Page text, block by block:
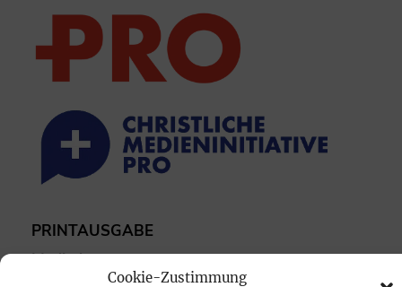
Cookie-Zustimmung
PRINTAUSGABE
Mediadaten